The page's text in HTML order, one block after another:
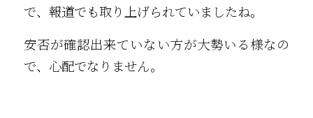
で、報道でも取り上げられていましたね。
安否が確認出来ていない方が大勢いる様なの
で、心配でなりません。